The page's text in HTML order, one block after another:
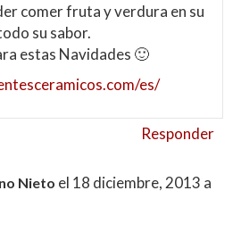
comer fruta y verdura en su
su sabor.
estas Navidades 🙂
es/
Responder
Nieto el 18 diciembre, 2013 a